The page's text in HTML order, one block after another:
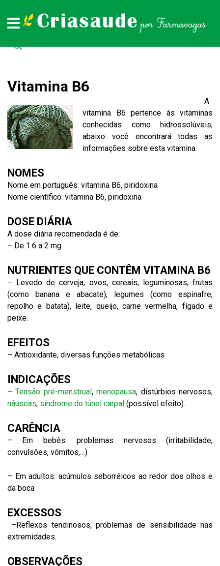
Vitamina B6
A
vitamina B6 pertence às vitaminas
conhecidas como hidrossolúveis,
abaixo você encontrará todas as
informações sobre esta vitamina.
NOMES
Nome em português: vitamina B6, piridoxina
Nome científico: vitamina B6, piridoxina
DOSE DIÁRIA
A dose diária recomendada é de:
– De 1.6 a 2 mg
NUTRIENTES QUE CONTÊM VITAMINA B6
– Levedo de cerveja, ovos, cereais, leguminosas, frutas
(como banana e abacate), legumes (como espinafre,
repolho e batata), leite, queijo, carne vermelha, fígado e
peixe.
EFEITOS
– Antioxidante, diversas funções metabólicas
INDICAÇÕES
–Tensão pré-menstrual,menopausa, distúrbios nervosos,
nâuseas, síndrome do túnel carpal (possível efeito).
CARÊNCIA
– Em bebês: problemas nervosos (irritabilidade,
convulsões, vômitos,…)
– Em adultos: acúmulos seborréicos ao redor dos olhos e
da boca
EXCESSOS
–Reflexos tendinosos, problemas de sensibilidade nas
extremidades.
OBSERVAÇÕES